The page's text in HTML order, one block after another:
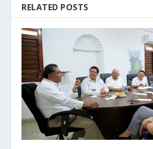
RELATED POSTS